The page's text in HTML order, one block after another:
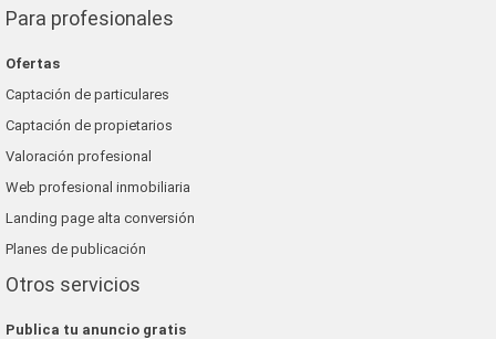
Para profesionales
Ofertas
Captación de particulares
Captación de propietarios
Valoración profesional
Web profesional inmobiliaria
Landing page alta conversión
Planes de publicación
Otros servicios
Publica tu anuncio gratis